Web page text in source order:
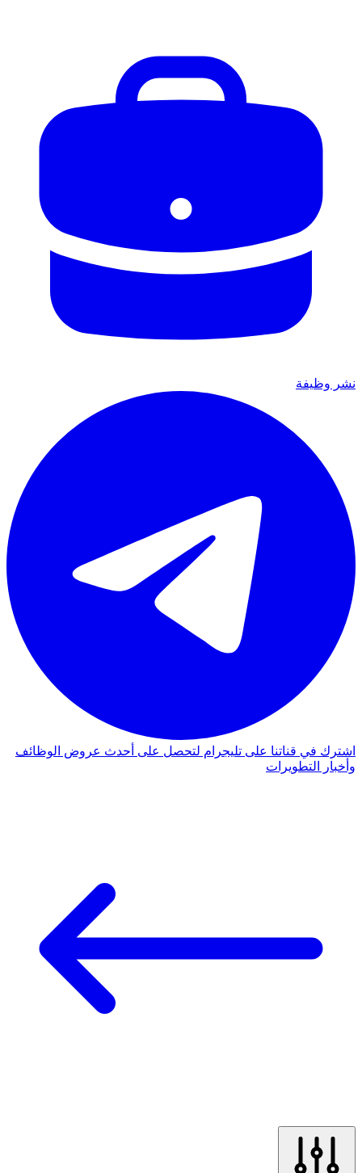
نشر وظيفة
اشترك في قناتنا على تليجرام لتحصل على أحدث عروض الوظائف
وأخبار التطويرات